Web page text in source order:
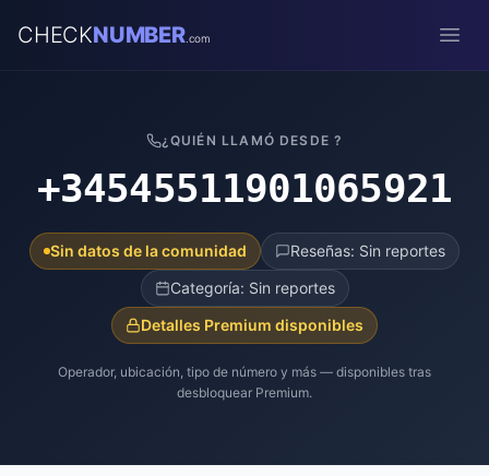
CHECKNUMBER.com
¿QUIÉN LLAMÓ DESDE ?
+34545511901065921
Sin datos de la comunidad
Reseñas: Sin reportes
Categoría: Sin reportes
Detalles Premium disponibles
Operador, ubicación, tipo de número y más — disponibles tras
desbloquear Premium.